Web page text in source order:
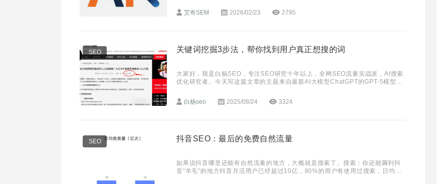
艾奇SEM
2026/02/23 2795
SEO 关键词挖掘3步法，帮你找到用户真正想搜的词
大家好，我是白杨SEO，专注SEO研究十年以上，全网SEO流量实战派，AI搜索
优化研究者。今天写这篇文章的主题来自最新AI大模型ChatGPT的GPT-5模型，
白杨seo
2025/08/24 3324
SEO 抖音SEO：最后的免费自然流量
如果说抖音哪里还能有自然流量的地方，大概就是搜索了。搜索：你还能薅到抖
音“羊毛”的地方抖音月活用户已经超过10亿，80%的用户有使用过搜索，日均电